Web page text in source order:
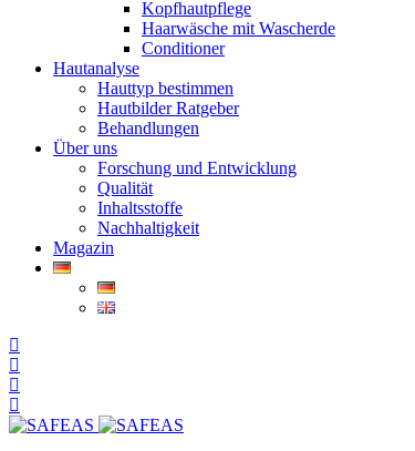
Kopfhautpflege
Haarwäsche mit Wascherde
Conditioner
Hautanalyse
Hauttyp bestimmen
Hautbilder Ratgeber
Behandlungen
Über uns
Forschung und Entwicklung
Qualität
Inhaltsstoffe
Nachhaltigkeit
Magazin